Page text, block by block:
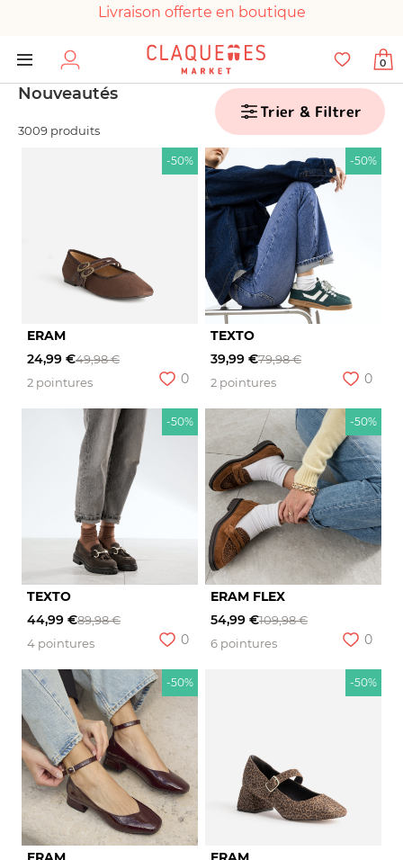
Livraison offerte en boutique
Paiement 100% sécurisé
Chaussures garanties en parfait état
0
Nouveautés
3009 produits
Trier & Filtrer
-50%
ERAM
24,99 €49,98 €
2 pointures
0
-50%
TEXTO
39,99 €79,98 €
2 pointures
0
-50%
TEXTO
44,99 €89,98 €
4 pointures
0
-50%
ERAM FLEX
54,99 €109,98 €
6 pointures
0
-50% -50%